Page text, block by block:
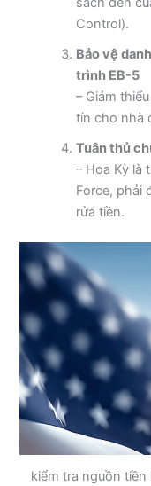
Control).
Bảo vệ
trình EB-5
– Giảm
tín cho nhà
Tuân thủ
– Hoa Kỳ là
Force, phải
rửa tiền.
kiểm tra nguồn